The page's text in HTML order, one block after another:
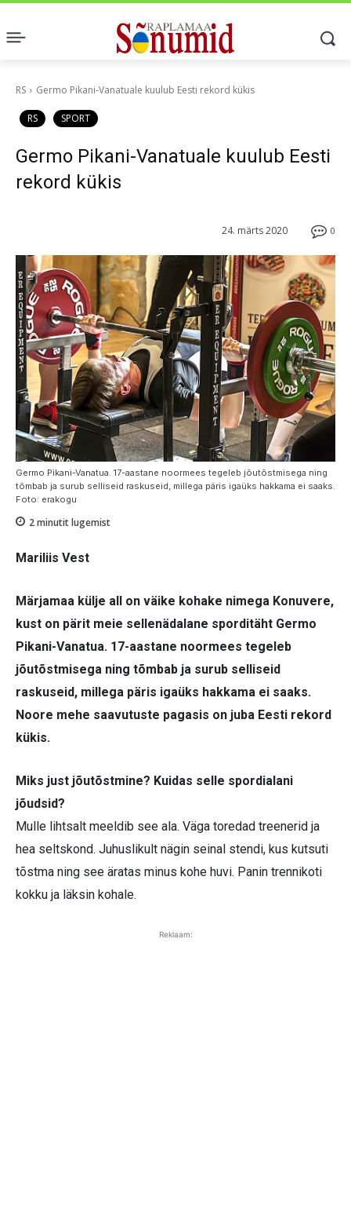
RS Germo Pikani-Vanatuale kuulub Eesti rekord kükis
RS SPORT
Germo Pikani-Vanatuale kuulub Eesti
rekord kükis
0
24. märts 2020
Germo Pikani-Vanatua. 17-aastane noormees tegeleb jõutõstmisega ning
tõmbab ja surub selliseid raskuseid, millega päris igaüks hakkama ei saaks.
Foto: erakogu
2minutit lugemist
Mariliis Vest
Märjamaa külje all on väike kohake nimega Konuvere,
kust on pärit meie sellenädalane sporditäht Germo
Pikani-Vanatua. 17-aastane noormees tegeleb
jõutõstmisega ning tõmbab ja surub selliseid
raskuseid, millega päris igaüks hakkama ei saaks.
Noore mehe saavutuste pagasis on juba Eesti rekord
kükis.
Miks just jõutõstmine? Kuidas selle spordialani
jõudsid?
Mulle lihtsalt meeldib see ala. Väga toredad treenerid ja
hea seltskond. Juhuslikult nägin seinal stendi, kus kutsuti
tõstma ning see äratas minus kohe huvi. Panin trennikoti
kokku ja läksin kohale.
Reklaam: